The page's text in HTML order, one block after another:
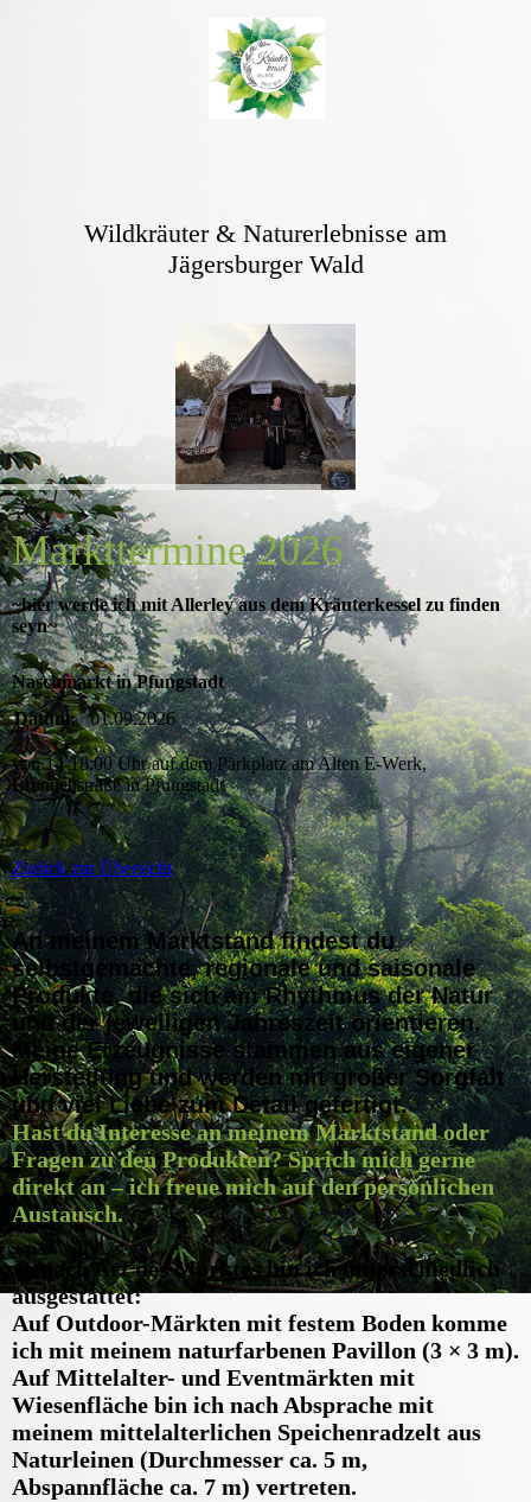
Wildkräuter & Naturerlebnisse am
Jägersburger Wald
Markttermine 2026
~hier werde ich mit Allerley aus dem Kräuterkessel zu finden
seyn~
Naschmarkt in Pfungstadt
Datum:
01.09.2026
von 14-18:00 Uhr auf dem Parkplatz am Alten E-Werk,
Brunnenstraße in Pfungstadt
Zurück zur Übersicht
An meinem Marktstand findest du
selbstgemachte, regionale und saisonale
Produkte, die sich am Rhythmus der Natur
und der jeweiligen Jahreszeit orientieren.
Meine Erzeugnisse stammen aus eigener
Herstellung und werden mit großer Sorgfalt
und viel Liebe zum Detail gefertigt.
Hast du Interesse an meinem Marktstand oder
Fragen zu den Produkten? Sprich mich gerne
direkt an – ich freue mich auf den persönlichen
Austausch.
Je nach Art des Marktes bin ich unterschiedlich
ausgestattet:
Auf Outdoor-Märkten mit festem Boden komme
ich mit meinem naturfarbenen Pavillon (3 × 3 m).
Auf Mittelalter- und Eventmärkten mit
Wiesenfläche bin ich nach Absprache mit
meinem mittelalterlichen Speichenradzelt aus
Naturleinen (Durchmesser ca. 5 m,
Abspannfläche ca. 7 m) vertreten.